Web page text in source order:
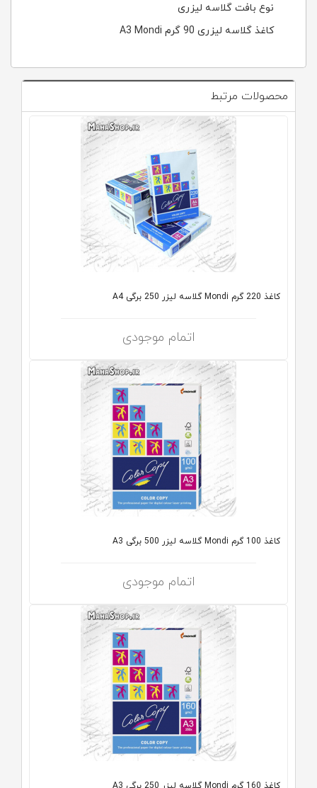
نوع بافت گلاسه لیزری
کاغذ گلاسه لیزری 90 گرم A3 Mondi
محصولات مرتبط
کاغذ 220 گرم Mondi گلاسه لیزر 250 برگی A4
اتمام موجودی
کاغذ 100 گرم Mondi گلاسه لیزر 500 برگی A3
اتمام موجودی